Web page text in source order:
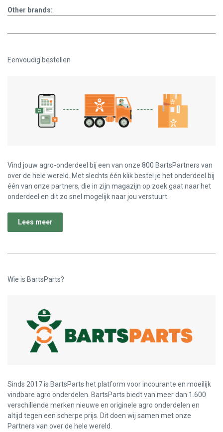
Other brands:
Eenvoudig bestellen
Vind jouw agro-onderdeel bij een van onze 800 BartsPartners van
over de hele wereld. Met slechts één klik bestel je het onderdeel bij
één van onze partners, die in zijn magazijn op zoek gaat naar het
onderdeel en dit zo snel mogelijk naar jou verstuurt.
Lees meer
Wie is BartsParts?
Sinds 2017 is BartsParts het platform voor incourante en moeilijk
vindbare agro onderdelen. BartsParts biedt van meer dan 1.600
verschillende merken nieuwe en originele agro onderdelen en
altijd tegen een scherpe prijs. Dit doen wij samen met onze
Partners van over de hele wereld.